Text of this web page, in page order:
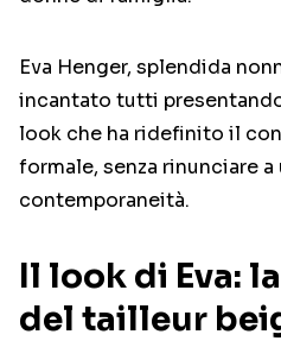
Eva Henger, splendida
incantato tutti
look che ha ridefinito il
formale, senza rinunciare
contemporaneità.
Il look di Eva:
del tailleur